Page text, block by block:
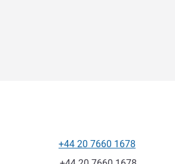
Telefon
+44 20 7660 1678